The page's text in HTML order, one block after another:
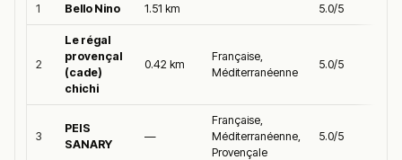
1 Bello Nino 1.51 km 5.0/5
2
Le régal
provençal
(cade)
chichi
0.42 km
Française,
Méditerranéenne
5.0/5
3
PEIS
SANARY
—
Française,
Méditerranéenne,
Provençale
5.0/5